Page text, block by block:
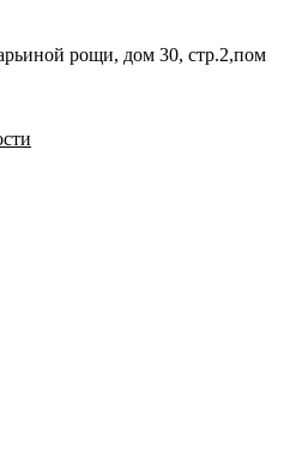
рощи, дом 30, стр.2,пом